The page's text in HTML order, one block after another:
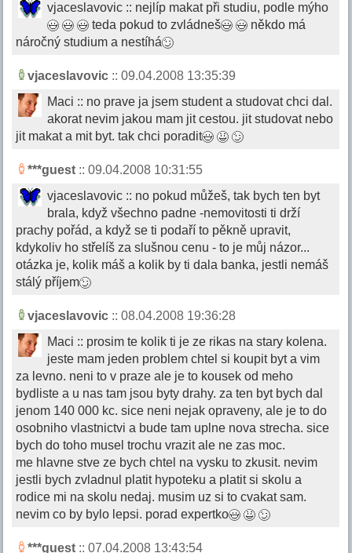
vjaceslavovic :: nejlíp makat při studiu, podle mýho
teda pokud to zvládneš
někdo má
náročný studium a nestíhá
vjaceslavovic :: 09.04.2008 13:35:39
Maci :: no prave ja jsem student a studovat chci dal.
akorat nevim jakou mam jit cestou. jit studovat nebo
jit makat a mit byt. tak chci poradit
***guest :: 09.04.2008 10:31:55
vjaceslavovic :: no pokud můžeš, tak bych ten byt
brala, když všechno padne -nemovitosti ti drží
prachy pořád, a když se ti podaří to pěkně upravit,
kdykoliv ho střelíš za slušnou cenu - to je můj názor...
otázka je, kolik máš a kolik by ti dala banka, jestli nemáš
stálý příjem
vjaceslavovic :: 08.04.2008 19:36:28
Maci :: prosim te kolik ti je ze rikas na stary kolena.
jeste mam jeden problem chtel si koupit byt a vim
za levno. neni to v praze ale je to kousek od meho
bydliste a u nas tam jsou byty drahy. za ten byt bych dal
jenom 140 000 kc. sice neni nejak opraveny, ale je to do
osobniho vlastnictvi a bude tam uplne nova strecha. sice
bych do toho musel trochu vrazit ale ne zas moc.
me hlavne stve ze bych chtel na vysku to zkusit. nevim
jestli bych zvladnul platit hypoteku a platit si skolu a
rodice mi na skolu nedaj. musim uz si to cvakat sam.
nevim co by bylo lepsi. porad expertko
***guest :: 07.04.2008 13:43:54